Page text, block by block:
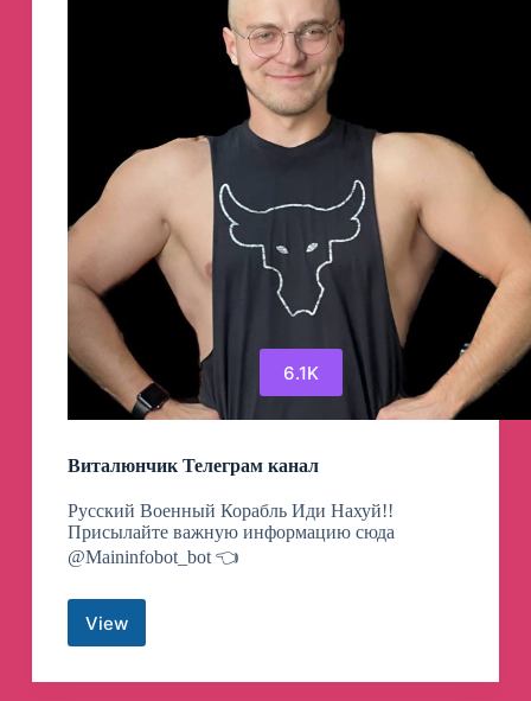
6.1K
Виталюнчик Телеграм канал
Русский Военный Корабль Иди Нахуй!!
Присылайте важную информацию сюда
@Maininfobot_bot 👈
ViewВиталюнчик
канал